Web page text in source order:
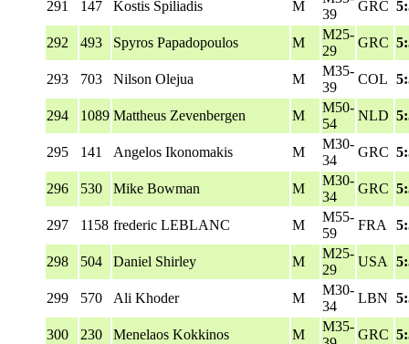
291 147 Kostis Spiliadis M
39
GRC
292 493 Spyros Papadopoulos M
M25-
29
GRC
293 703 Nilson Olejua M
M35-
39
COL
294 1089 Mattheus Zevenbergen M
M50-
54
NLD
295 141 Angelos Ikonomakis M
M30-
34
GRC
296 530 Mike Bowman M
M30-
34
GRC
297 1158 frederic LEBLANC M
M55-
59
FRA
298 504 Daniel Shirley M
M25-
29
USA
299 570 Ali Khoder M
M30-
34
LBN
300 230 Menelaos Kokkinos M
M35-
GRC